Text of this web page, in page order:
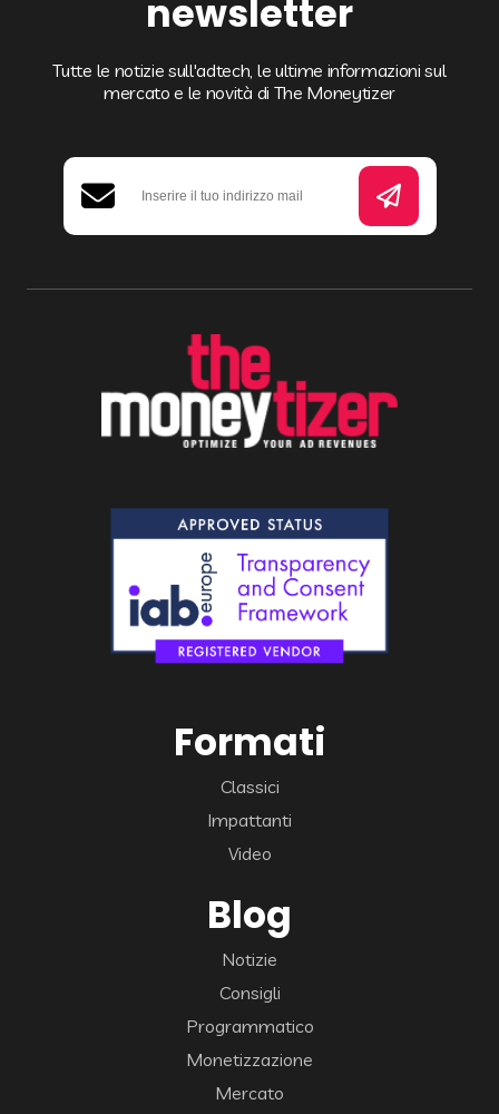
newsletter
Tutte le notizie sull'adtech, le ultime informazioni sul
mercato e le novità di The Moneytizer
Formati
Classici
Impattanti
Video
Blog
Notizie
Consigli
Programmatico
Monetizzazione
Mercato